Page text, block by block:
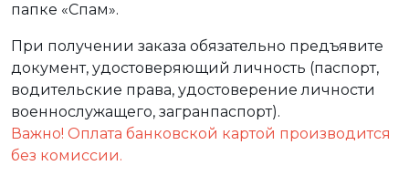
папке «Спам».
При получении заказа обязательно предъявите
документ, удостоверяющий личность (паспорт,
водительские права, удостоверение личности
военнослужащего, загранпаспорт).
Важно! Оплата банковской картой производится
без комиссии.